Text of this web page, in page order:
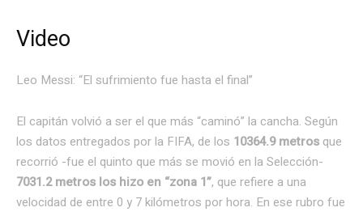
Video
Leo Messi: “El sufrimiento fue hasta el final”
El capitán volvió a ser el que más “caminó” la cancha. Según
los datos entregados por la FIFA, de los 10364.9 metros que
recorrió -fue el quinto que más se movió en la Selección-
7031.2 metros los hizo en “zona 1”, que refiere a una
velocidad de entre 0 y 7 kilómetros por hora. En ese rubro fue